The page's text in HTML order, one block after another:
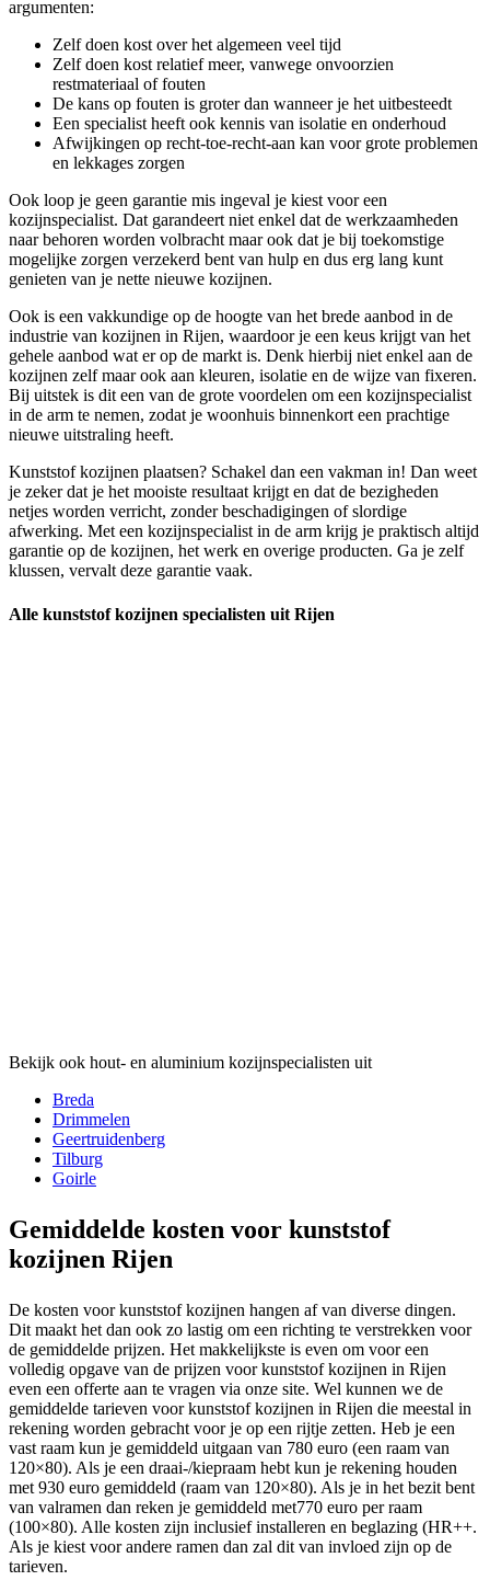
argumenten:
Zelf doen kost over het algemeen veel tijd
Zelf doen kost relatief meer, vanwege onvoorzien
restmateriaal of fouten
De kans op fouten is groter dan wanneer je het uitbesteedt
Een specialist heeft ook kennis van isolatie en onderhoud
Afwijkingen op recht-toe-recht-aan kan voor grote problemen
en lekkages zorgen
Ook loop je geen garantie mis ingeval je kiest voor een
kozijnspecialist. Dat garandeert niet enkel dat de werkzaamheden
naar behoren worden volbracht maar ook dat je bij toekomstige
mogelijke zorgen verzekerd bent van hulp en dus erg lang kunt
genieten van je nette nieuwe kozijnen.
Ook is een vakkundige op de hoogte van het brede aanbod in de
industrie van kozijnen in Rijen, waardoor je een keus krijgt van het
gehele aanbod wat er op de markt is. Denk hierbij niet enkel aan de
kozijnen zelf maar ook aan kleuren, isolatie en de wijze van fixeren.
Bij uitstek is dit een van de grote voordelen om een kozijnspecialist
in de arm te nemen, zodat je woonhuis binnenkort een prachtige
nieuwe uitstraling heeft.
Kunststof kozijnen plaatsen? Schakel dan een vakman in! Dan weet
je zeker dat je het mooiste resultaat krijgt en dat de bezigheden
netjes worden verricht, zonder beschadigingen of slordige
afwerking. Met een kozijnspecialist in de arm krijg je praktisch altijd
garantie op de kozijnen, het werk en overige producten. Ga je zelf
klussen, vervalt deze garantie vaak.
Alle kunststof kozijnen specialisten uit Rijen
Bekijk ook hout- en aluminium kozijnspecialisten uit
Breda
Drimmelen
Geertruidenberg
Tilburg
Goirle
Gemiddelde kosten voor kunststof
kozijnen Rijen
De kosten voor kunststof kozijnen hangen af van diverse dingen.
Dit maakt het dan ook zo lastig om een richting te verstrekken voor
de gemiddelde prijzen. Het makkelijkste is even om voor een
volledig opgave van de prijzen voor kunststof kozijnen in Rijen
even een offerte aan te vragen via onze site. Wel kunnen we de
gemiddelde tarieven voor kunststof kozijnen in Rijen die meestal in
rekening worden gebracht voor je op een rijtje zetten. Heb je een
vast raam kun je gemiddeld uitgaan van 780 euro (een raam van
120×80). Als je een draai-/kiepraam hebt kun je rekening houden
met 930 euro gemiddeld (raam van 120×80). Als je in het bezit bent
van valramen dan reken je gemiddeld met770 euro per raam
(100×80). Alle kosten zijn inclusief installeren en beglazing (HR++.
Als je kiest voor andere ramen dan zal dit van invloed zijn op de
tarieven.